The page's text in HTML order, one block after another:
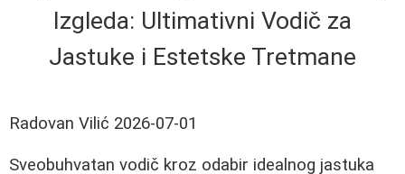
Izgleda: Ultimativni Vodič za
Jastuke i Estetske Tretmane
Radovan Vilić 2026-07-01
Sveobuhvatan vodič kroz odabir idealnog jastuka